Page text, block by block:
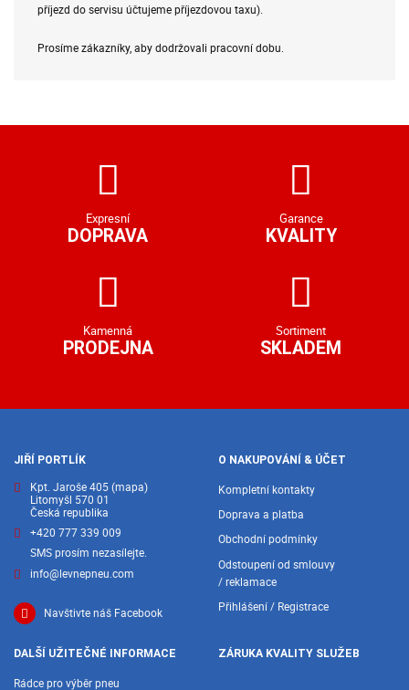
příjezd do servisu účtujeme příjezdovou taxu).
Prosíme zákazníky, aby dodržovali pracovní dobu.
Expresní
DOPRAVA
Garance
KVALITY
Kamenná
PRODEJNA
Sortiment
SKLADEM
JIŘÍ PORTLÍK
Kpt. Jaroše 405(mapa)
Litomyšl 570 01
Česká republika
+420 777 339 009
SMS prosím nezasílejte.
info@levnepneu.com
Navštivte náš Facebook
O NAKUPOVÁNÍ & ÚČET
Kompletní kontakty
Doprava a platba
Obchodní podmínky
Odstoupení od smlouvy
/ reklamace
Přihlášení / Registrace
DALŠÍ UŽITEČNÉ INFORMACE
Rádce pro výběr pneu
ZÁRUKA KVALITY SLUŽEB